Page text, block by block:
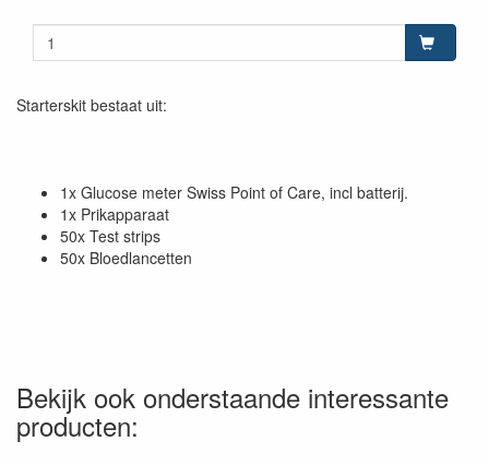
Starterskit bestaat uit:
1x Glucose meter Swiss Point of Care, incl batterij.
1x Prikapparaat
50x Test strips
50x Bloedlancetten
Bekijk ook onderstaande interessante
producten: